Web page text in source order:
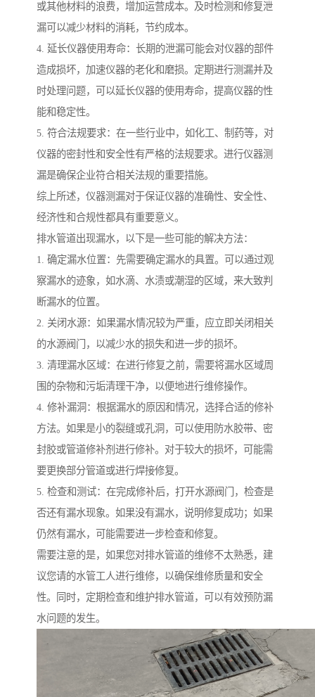
或其他材料的浪费，增加运营成本。及时检测和修复泄
漏可以减少材料的消耗，节约成本。
4. 延长仪器使用寿命：长期的泄漏可能会对仪器的部件
造成损坏，加速仪器的老化和磨损。定期进行测漏并及
时处理问题，可以延长仪器的使用寿命，提高仪器的性
能和稳定性。
5. 符合法规要求：在一些行业中，如化工、制药等，对
仪器的密封性和安全性有严格的法规要求。进行仪器测
漏是确保企业符合相关法规的重要措施。
综上所述，仪器测漏对于保证仪器的准确性、安全性、
经济性和合规性都具有重要意义。
排水管道出现漏水，以下是一些可能的解决方法：
1. 确定漏水位置：先需要确定漏水的具置。可以通过观
察漏水的迹象，如水滴、水渍或潮湿的区域，来大致判
断漏水的位置。
2. 关闭水源：如果漏水情况较为严重，应立即关闭相关
的水源阀门，以减少水的损失和进一步的损坏。
3. 清理漏水区域：在进行修复之前，需要将漏水区域周
围的杂物和污垢清理干净，以便地进行维修操作。
4. 修补漏洞：根据漏水的原因和情况，选择合适的修补
方法。如果是小的裂缝或孔洞，可以使用防水胶带、密
封胶或管道修补剂进行修补。对于较大的损坏，可能需
要更换部分管道或进行焊接修复。
5. 检查和测试：在完成修补后，打开水源阀门，检查是
否还有漏水现象。如果没有漏水，说明修复成功；如果
仍然有漏水，可能需要进一步检查和修复。
需要注意的是，如果您对排水管道的维修不太熟悉，建
议您请的水管工人进行维修，以确保维修质量和安全
性。同时，定期检查和维护排水管道，可以有效预防漏
水问题的发生。